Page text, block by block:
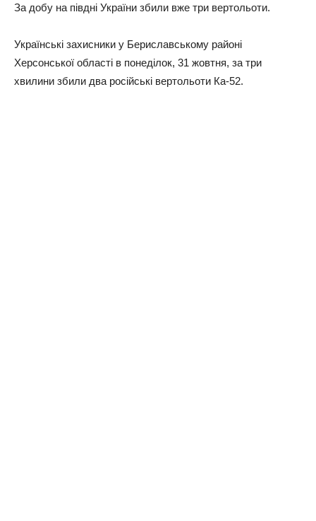
За добу на півдні України збили вже три вертольоти.
Українські захисники у Бериславському районі
Херсонської області в понеділок, 31 жовтня, за три
хвилини збили два російські вертольоти Ка-52.